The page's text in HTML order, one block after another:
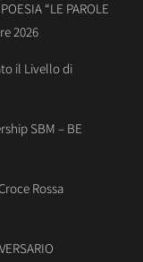
“LE PAROLE
2026
il Livello di
SBM – BE
Rossa